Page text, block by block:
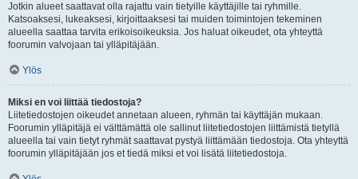
Jotkin alueet saattavat olla rajattu vain tietyille käyttäjille tai ryhmille.
Katsoaksesi, lukeaksesi, kirjoittaaksesi tai muiden toimintojen tekeminen
alueella saattaa tarvita erikoisoikeuksia. Jos haluat oikeudet, ota yhteyttä
foorumin valvojaan tai ylläpitäjään.
Ylös
Miksi en voi liittää tiedostoja?
Liitetiedostojen oikeudet annetaan alueen, ryhmän tai käyttäjän mukaan.
Foorumin ylläpitäjä ei välttämättä ole sallinut liitetiedostojen liittämistä tietyllä
alueella tai vain tietyt ryhmät saattavat pystyä liittämään tiedostoja. Ota yhteyttä
foorumin ylläpitäjään jos et tiedä miksi et voi lisätä liitetiedostoja.